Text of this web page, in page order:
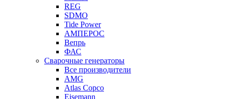
REG
SDMO
Tide Power
АМПЕРОС
Вепрь
ФАС
Сварочные генераторы
Все производители
AMG
Atlas Copco
Eisemann